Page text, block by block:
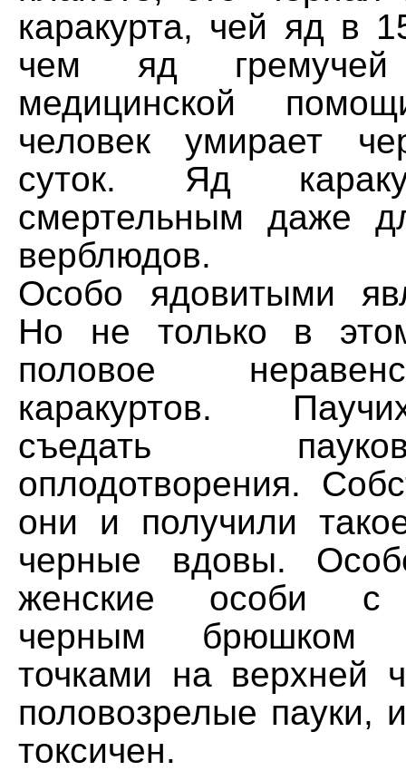
каракурта, чей яд в
чем яд
медицинской
человек умирает
суток. Яд
смертельным даже
верблюдов.
Особо ядовитыми
Но не только в
половое
каракуртов.
съедать
оплодотворения.
они и получили
черные вдовы.
женские особи с
черным брюшком
точками на верхней
половозрелые пауки,
токсичен.